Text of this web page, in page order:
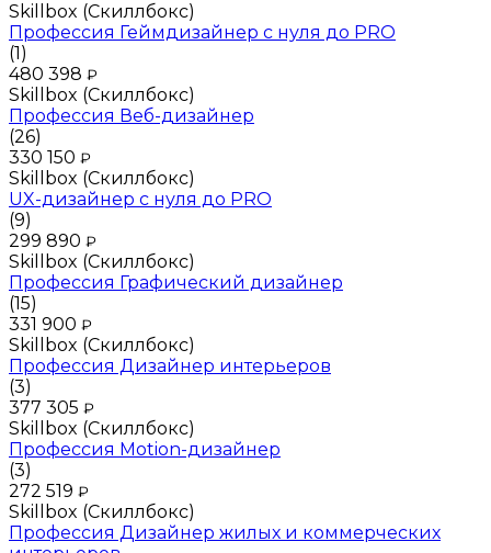
Skillbox (Скиллбокс)
Профессия Геймдизайнер с нуля до PRO
(1)
480 398 ₽
Skillbox (Скиллбокс)
Профессия Веб-дизайнер
(26)
330 150 ₽
Skillbox (Скиллбокс)
UX-дизайнер с нуля до PRO
(9)
299 890 ₽
Skillbox (Скиллбокс)
Профессия Графический дизайнер
(15)
331 900 ₽
Skillbox (Скиллбокс)
Профессия Дизайнер интерьеров
(3)
377 305 ₽
Skillbox (Скиллбокс)
Профессия Motion-дизайнер
(3)
272 519 ₽
Skillbox (Скиллбокс)
Профессия Дизайнер жилых и коммерческих